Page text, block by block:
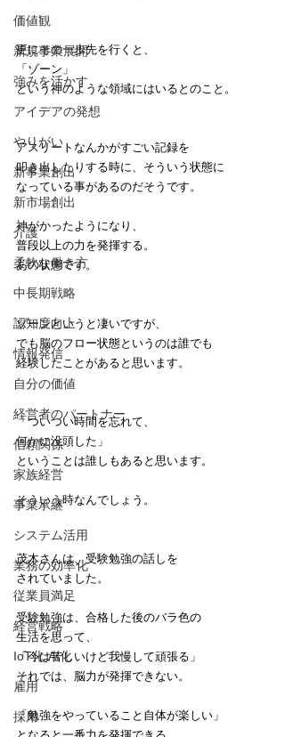
価値観
新規事業展開
強みを活かす
アイデアの発想
やりがい
新事業創出
新市場創出
介護
柔軟な働き方
中長期戦略
認知度向上
情報発信
自分の価値
経営者のパートナー
信頼関係
家族経営
事業承継
システム活用
業務の効率化
従業員満足
経営戦略
IoT化 AI化
雇用
採用
更にその一歩先を行くと、
「ゾーン」
という神のような領域にはいるとのこと。
アスリートなんかがすごい記録を
叩き出したりする時に、そういう状態に
なっている事があるのだそうです。
神がかったようになり、
普段以上の力を発揮する。
あの状態です。
ゾーンというと凄いですが、
でも脳のフロー状態というのは誰でも
経験したことがあると思います。
「ついつい時間を忘れて、
何かに没頭した」
ということは誰しもあると思います。
そういう時なんでしょう。
茂木さんは、受験勉強の話しを
されていました。
受験勉強は、合格した後のバラ色の
生活を思って、
「今は苦しいけど我慢して頑張る」
それでは、脳力が発揮できない。
「勉強をやっていること自体が楽しい」